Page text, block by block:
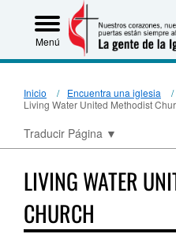
Menú
Inicio
Encuentra una iglesia
Living Water United Methodist
Traducir Página ▼
LIVING WATER
CHURCH